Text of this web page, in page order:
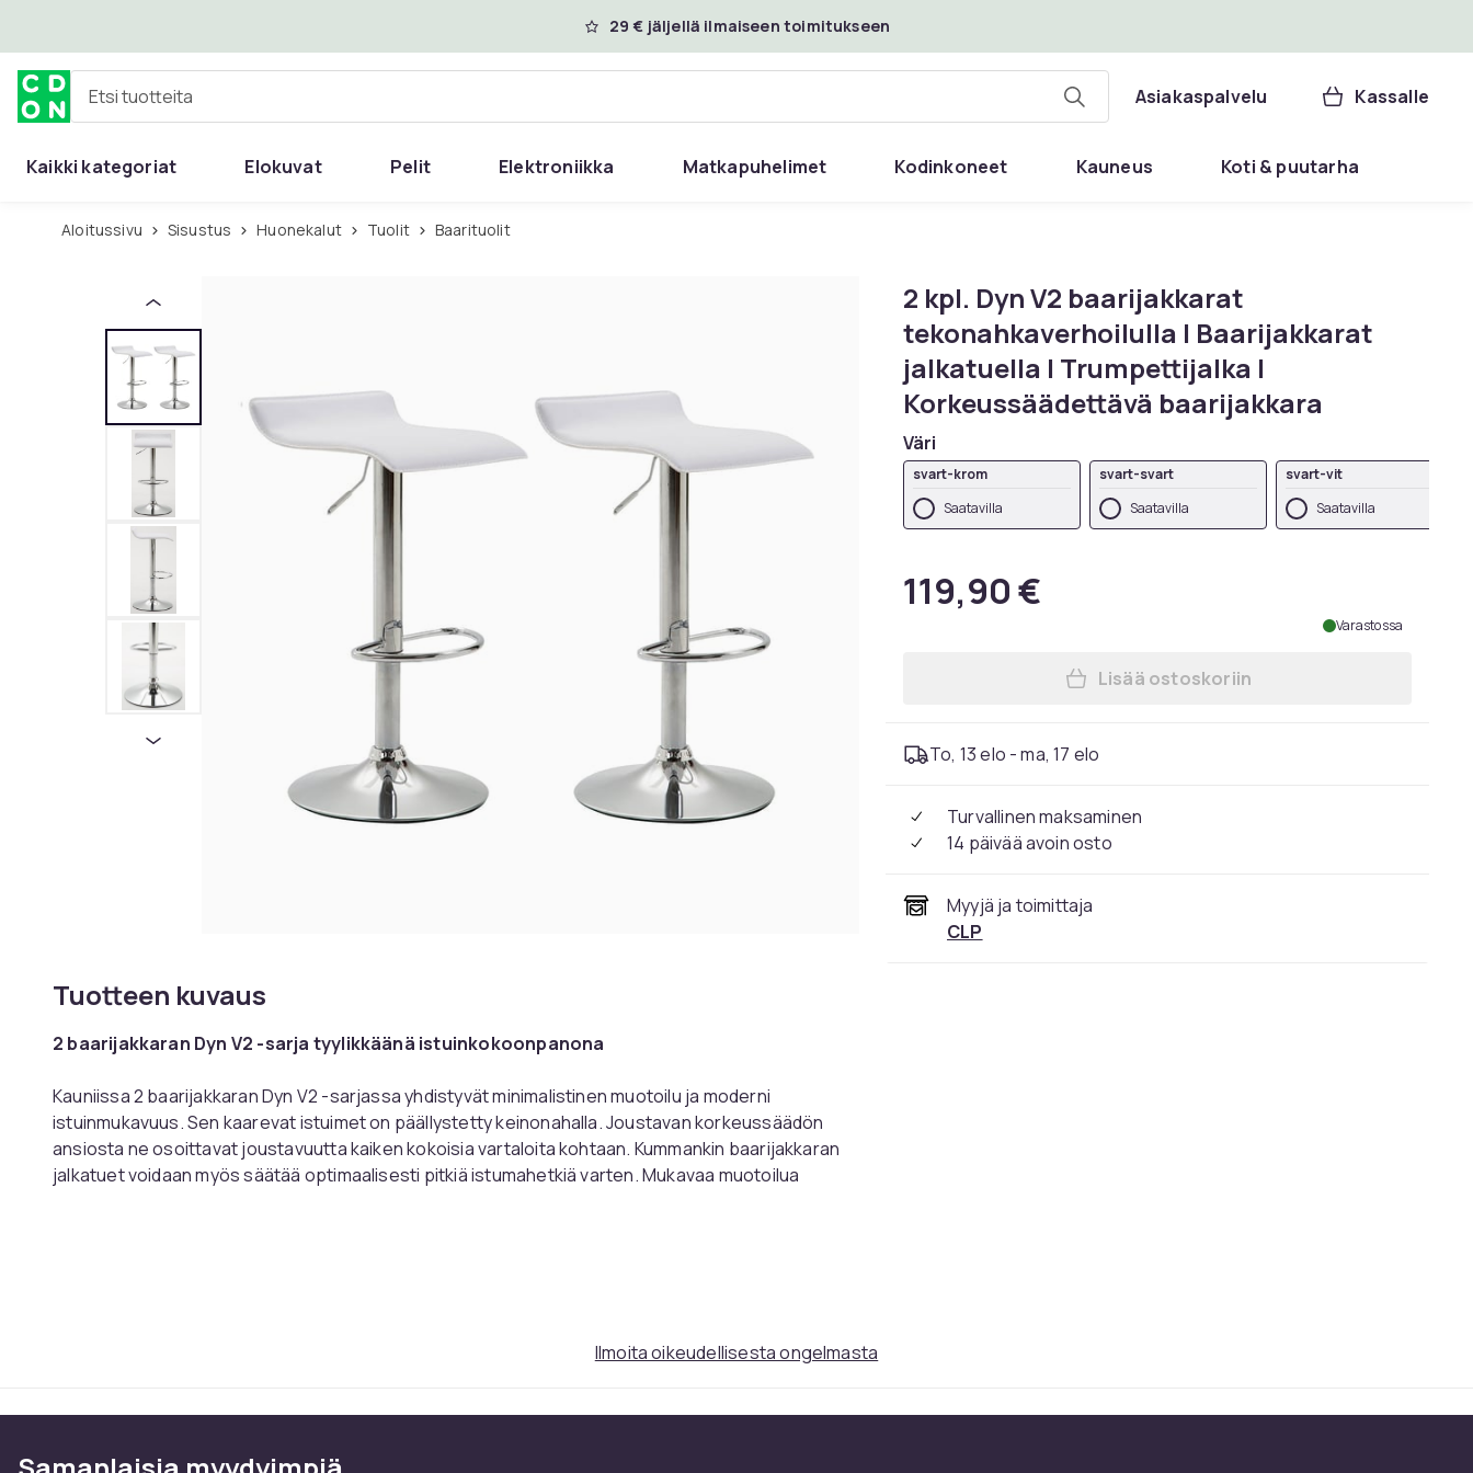
29 € jäljellä ilmaiseen toimitukseen
Etsi tuotteita Asiakaspalvelu Kassalle
Kaikki kategoriat Elokuvat Pelit Elektroniikka Matkapuhelimet Kodinkoneet Kauneus Koti & puutarha
Aloitussivu Sisustus Huonekalut Tuolit Baarituolit
Tuotteen kuvaus
2 baarijakkaran Dyn V2 -sarja tyylikkäänä istuinkokoonpanona
Kauniissa 2 baarijakkaran Dyn V2 -sarjassa yhdistyvät minimalistinen muotoilu ja moderni
istuinmukavuus. Sen kaarevat istuimet on päällystetty keinonahalla. Joustavan korkeussäädön
ansiosta ne osoittavat joustavuutta kaiken kokoisia vartaloita kohtaan. Kummankin baarijakkaran
jalkatuet voidaan myös säätää optimaalisesti pitkiä istumahetkiä varten. Mukavaa muotoilua
Kokonaisleveys: 36 cm
Istuimen korkeus: 55 - 76 cm
2 kpl. Dyn V2 baarijakkarat
tekonahkaverhoilulla I Baarijakkarat
jalkatuella I Trumpettijalka I
Korkeussäädettävä baarijakkara
Väri
svart-krom
Saatavilla
svart-svart
Saatavilla
svart-vit
Saatavilla
119,90 €
Varastossa
Lisää 2 kpl. Dyn V2 baarijakkarat
Lisää ostoskoriin
To, 13 elo - ma, 17 elo
Turvallinen maksaminen
14 päivää avoin osto
Myyjä ja toimittaja
CLP
Ilmoita oikeudellisesta ongelmasta